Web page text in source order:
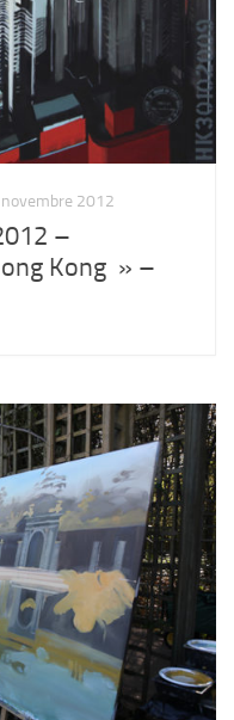
novembre 2012
–
Kong » –